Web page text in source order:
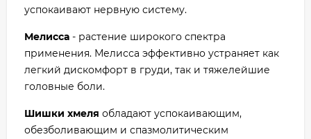
успокаивают нервную систему.
Мелисса - растение широкого спектра
применения. Мелисса эффективно устраняет как
легкий дискомфорт в груди, так и тяжелейшие
головные боли.
Шишки хмеля обладают успокаивающим,
обезболивающим и спазмолитическим